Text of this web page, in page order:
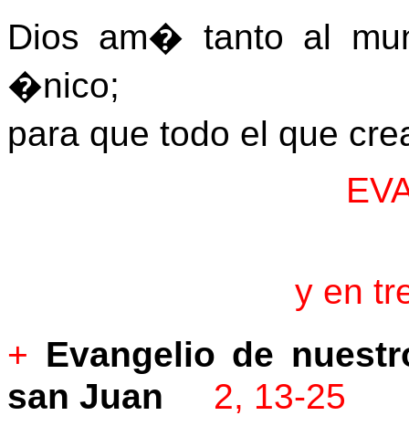
Dios am� tanto al
�nico;
para que todo el que
y en
+ Evangelio de
san Juan
2, 13-25